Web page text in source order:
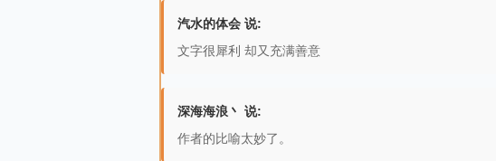
汽水的体会 说:
文字很犀利 却又充满善意
深海海浪丶 说:
作者的比喻太妙了。